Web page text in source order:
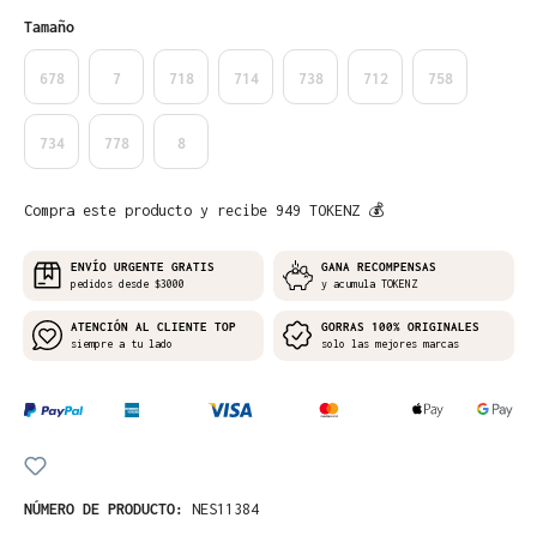
Seleccione
Tamaño
678 7 718 714 738 712 758
734 778 8
Compra este producto y recibe 949 TOKENZ 💰
ENVÍO URGENTE GRATIS
pedidos desde $3000
GANA RECOMPENSAS
y acumula TOKENZ
ATENCIÓN AL CLIENTE TOP
siempre a tu lado
GORRAS 100% ORIGINALES
solo las mejores marcas
NÚMERO DE PRODUCTO: NES11384